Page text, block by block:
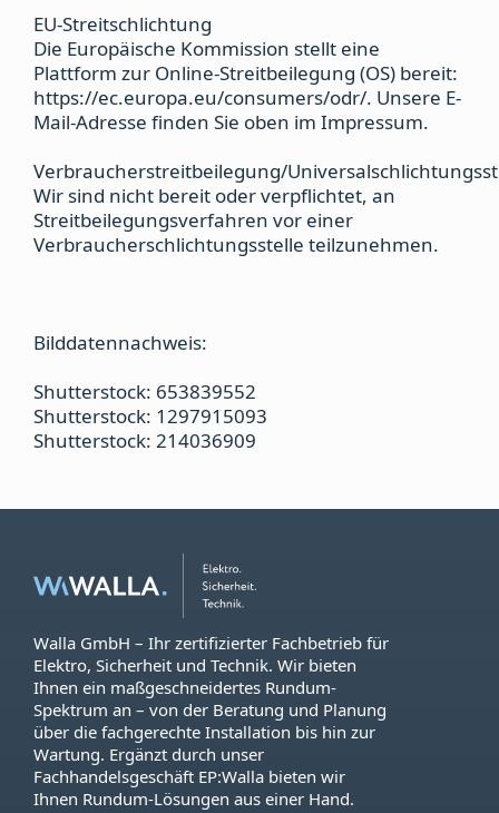
EU-Streitschlichtung
Die Europäische Kommission stellt eine
Plattform zur Online-Streitbeilegung (OS) bereit:
https://ec.europa.eu/consumers/odr/. Unsere E-
Mail-Adresse finden Sie oben im Impressum.
Verbraucherstreitbeilegung/
Wir sind nicht bereit oder verpflichtet, an
Streitbeilegungsverfahren vor einer
Verbraucherschlichtungsstelle teilzunehmen.
Bilddatennachweis:
Shutterstock: 653839552
Shutterstock: 1297915093
Shutterstock: 214036909
Walla GmbH – Ihr zertifizierter Fachbetrieb für
Elektro, Sicherheit und Technik. Wir bieten
Ihnen ein maßgeschneidertes Rundum-
Spektrum an – von der Beratung und Planung
über die fachgerechte Installation bis hin zur
Wartung. Ergänzt durch unser
Fachhandelsgeschäft EP:Walla bieten wir
Ihnen Rundum-Lösungen aus einer Hand.